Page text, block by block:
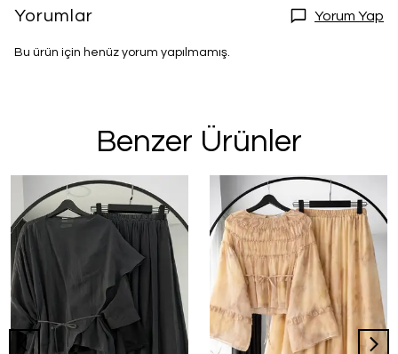
Yorumlar Yorum Yap
Bu ürün için henüz yorum yapılmamış.
Benzer Ürünler